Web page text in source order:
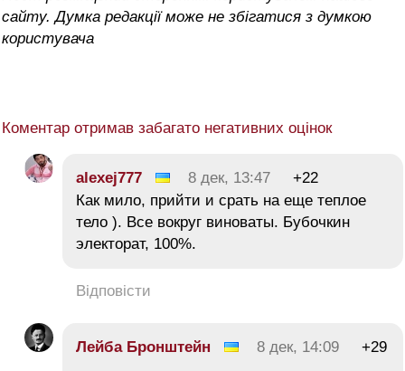
сайту. Думка редакції може не збігатися з думкою
користувача
Коментар отримав забагато негативних оцінок
alexej777 8 дек, 13:47
+22
Как мило, прийти и срать на еще теплое
тело ). Все вокруг виноваты. Бубочкин
электорат, 100%.
Відповісти
Лейба Бронштейн 8 дек, 14:09 +29